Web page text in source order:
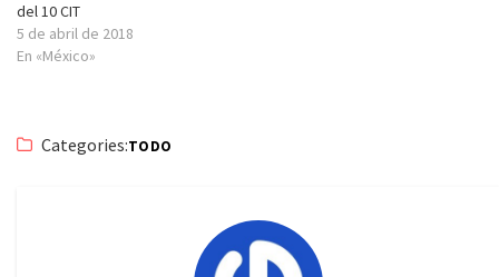
del 10 CIT
5 de abril de 2018
En «México»
Categories:TODO